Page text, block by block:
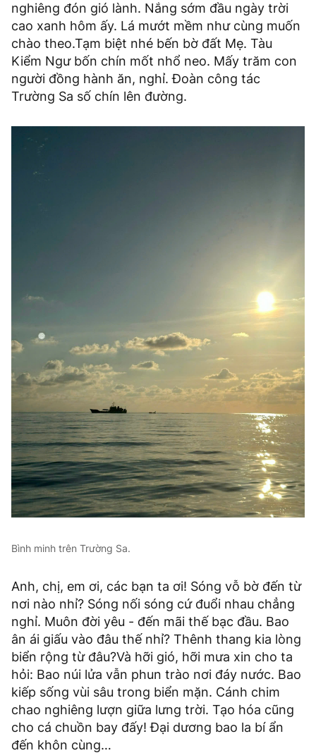
nghiêng đón gió lành. Nắng sớm đầu ngày trời
cao xanh hôm ấy. Lá mướt mềm như cùng muốn
chào theo.Tạm biệt nhé bến bờ đất Mẹ. Tàu
Kiểm Ngư bốn chín mốt nhổ neo. Mấy trăm con
người đồng hành ăn, nghỉ. Đoàn công tác
Trường Sa số chín lên đường.
Bình minh trên Trường Sa.
Anh, chị, em ơi, các bạn ta ơi! Sóng vỗ bờ đến từ
nơi nào nhỉ? Sóng nối sóng cứ đuổi nhau chẳng
nghỉ. Muôn đời yêu - đến mãi thế bạc đầu. Bao
ân ái giấu vào đâu thế nhỉ? Thênh thang kia lòng
biển rộng từ đâu?Và hỡi gió, hỡi mưa xin cho ta
hỏi: Bao núi lửa vẫn phun trào nơi đáy nước. Bao
kiếp sống vùi sâu trong biển mặn. Cánh chim
chao nghiêng lượn giữa lưng trời. Tạo hóa cũng
cho cá chuồn bay đấy! Đại dương bao la bí ẩn
đến khôn cùng…